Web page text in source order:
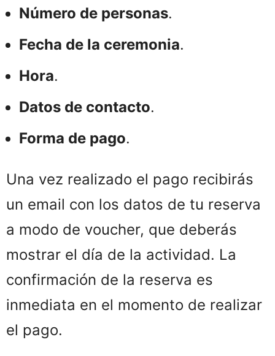
Número de personas.
Fecha de la ceremonia.
Hora.
Datos de contacto.
Forma de pago.
Una vez realizado el pago recibirás
un email con los datos de tu reserva
a modo de voucher, que deberás
mostrar el día de la actividad. La
confirmación de la reserva es
inmediata en el momento de realizar
el pago.